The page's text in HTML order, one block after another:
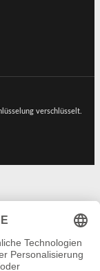
verschlüsselt.